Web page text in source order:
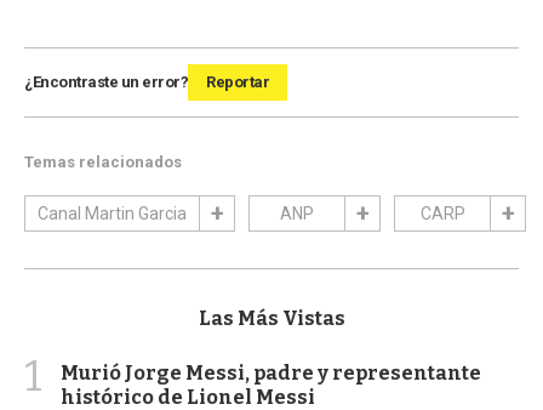
¿Encontraste un error? Reportar
Temas relacionados
Canal Martin Garcia ANP CARP
Las Más Vistas
1
Murió Jorge Messi, padre y representante
histórico de Lionel Messi